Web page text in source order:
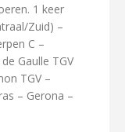
1 keer
Zuid) –
C –
Gaulle TGV
TGV –
– Gerona –